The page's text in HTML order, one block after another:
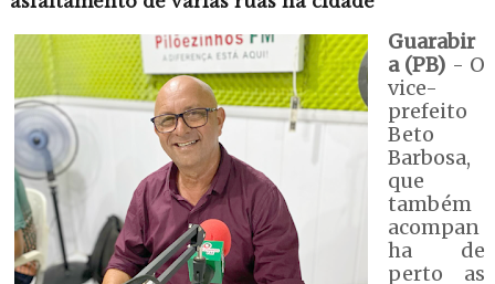
Guarabir
a (PB) - O
vice-
prefeito
Beto
Barbosa,
que
também
acompan
ha de
perto as